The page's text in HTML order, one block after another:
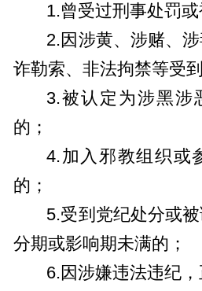
1.曾受过刑事处罚
2.因涉黄、涉赌、
诈勒索、非法拘禁等受
3.被认定为涉黑涉
的；
4.加入邪教组织或
的；
5.受到党纪处分或
分期或影响期未满的；
6.因涉嫌违法违纪